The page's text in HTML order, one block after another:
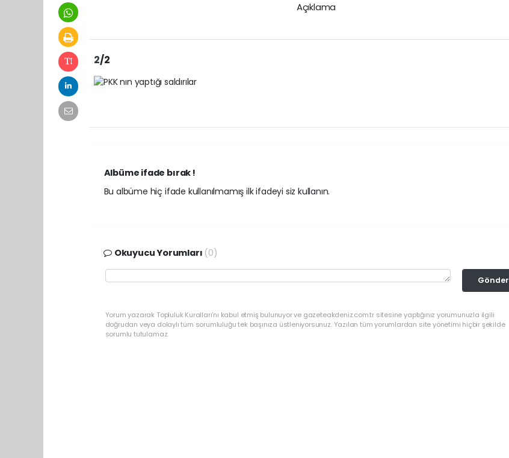
Açıklama
2/2
Albüme ifade bırak !
Bu albüme hiç ifade kullanılmamış ilk ifadeyi siz kullanın.
Okuyucu Yorumları (0)
Gönder
Yorum yazarak Topluluk Kuralları’nı kabul etmiş bulunuyor ve gazeteakdeniz.com.tr sitesine yaptığınız yorumunuzla ilgili
doğrudan veya dolaylı tüm sorumluluğu tek başınıza üstleniyorsunuz. Yazılan tüm yorumlardan site yönetimi hiçbir şekilde
sorumlu tutulamaz.